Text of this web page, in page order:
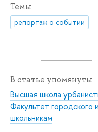
Темы
репортаж о событии
В статье упомянуты
Высшая школа
Факультет городского
школьникам